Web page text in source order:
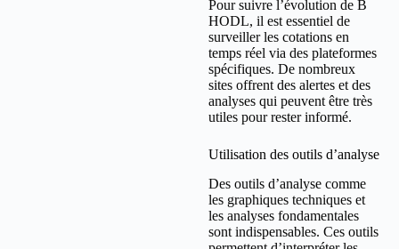
Pour suivre l’évolution de B
HODL, il est essentiel de
surveiller les cotations en
temps réel via des plateformes
spécifiques. De nombreux
sites offrent des alertes et des
analyses qui peuvent être très
utiles pour rester informé.
Utilisation des outils d’analyse
Des outils d’analyse comme
les graphiques techniques et
les analyses fondamentales
sont indispensables. Ces outils